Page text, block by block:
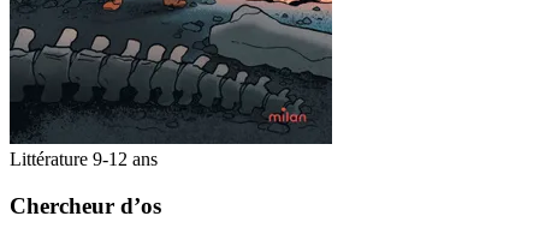
Littérature 9-12 ans
Chercheur d’os